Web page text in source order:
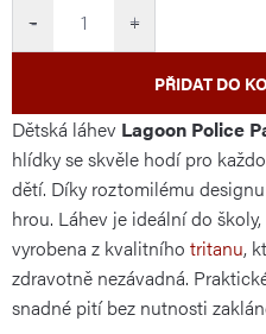
+
−
PŘIDAT DO
Dětská láhev Lagoon Police
hlídky se skvěle hodí pro
dětí. Díky roztomilému
hrou. Láhev je ideální do
vyrobena z kvalitního tritanu,
zdravotně nezávadná.
snadné pití bez nutnosti